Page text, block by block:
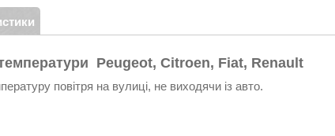
Peugeot, Citroen, Fiat, Renault
повітря на вулиці, не виходячи із авто.